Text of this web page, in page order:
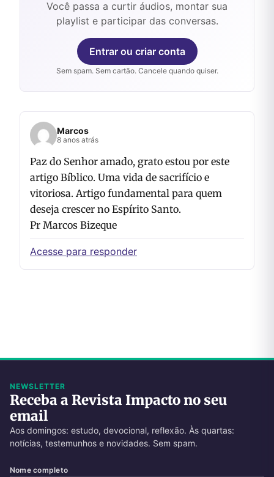
Você passa a curtir áudios, montar sua
playlist e participar das conversas.
Entrar ou criar conta
Sem spam. Sem cartão. Cancele quando quiser.
Marcos
8 anos atrás
Paz do Senhor amado, grato estou por este
artigo Bíblico. Uma vida de sacrifício e
vitoriosa. Artigo fundamental para quem
deseja crescer no Espírito Santo.
Pr Marcos Bizeque
Acesse para responder
NEWSLETTER
Receba a Revista Impacto no seu
email
Aos domingos: estudo, devocional, reflexão. Às quartas:
notícias, testemunhos e novidades. Sem spam.
Nome completo